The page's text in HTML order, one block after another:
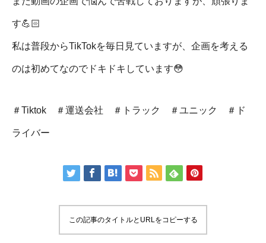
す💪🏻
私は普段からTikTokを毎日見ていますが、企画を考える
のは初めてなのでドキドキしています😳
＃Tiktok ＃運送会社 ＃トラック ＃ユニック ＃ド
ライバー
この記事のタイトルとURLをコピーする